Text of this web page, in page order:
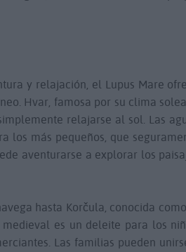
y relajación, el Lupus Mare
Hvar, famosa por su clima
relajarse al sol. Las
los más pequeños, que
aventurarse a explorar los
hasta Korčula, conocida
es un deleite para los
Las familias pueden